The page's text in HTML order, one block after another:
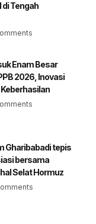
di Tengah
Enam Besar
2026, Inovasi
Gharibabadi tepis
bersama
Selat Hormuz